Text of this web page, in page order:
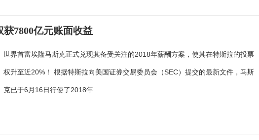
7800亿元账面收益
世界首富埃隆马斯克正式兑现其备受关注的2018年薪酬方案，使其在特斯拉的投票
权升至近20%！ 根据特斯拉向美国证券交易委员会（SEC）提交的最新文件，马斯
克已于6月16日行使了2018年